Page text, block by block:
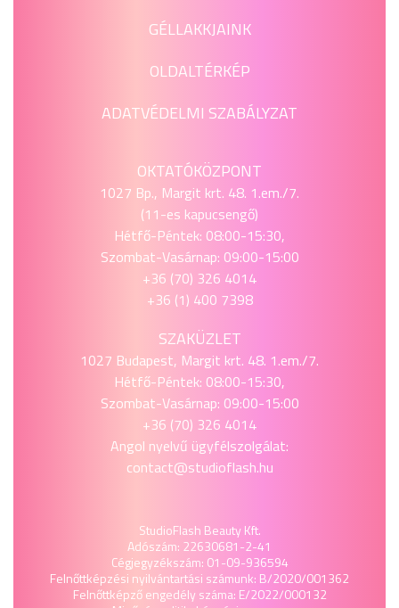
GÉLLAKKJAINK
OLDALTÉRKÉP
ADATVÉDELMI SZABÁLYZAT
OKTATÓKÖZPONT
1027 Bp., Margit krt. 48. 1.em./7.
(11-es kapucsengő)
Hétfő-Péntek: 08:00-15:30,
Szombat-Vasárnap: 09:00-15:00
+36 (70) 326 4014
+36 (1) 400 7398
SZAKÜZLET
1027 Budapest, Margit krt. 48. 1.em./7.
Hétfő-Péntek: 08:00-15:30,
Szombat-Vasárnap: 09:00-15:00
+36 (70) 326 4014
Angol nyelvű ügyfélszolgálat:
contact@studioflash.hu
StudioFlash Beauty Kft.
Adószám: 22630681-2-41
Cégjegyzékszám: 01-09-936594
Felnőttképzési nyilvántartási számunk: B/2020/001362
Felnőttképző engedély száma: E/2022/000132